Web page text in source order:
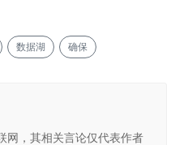
数据湖 确保
网，其相关言论仅代表作者